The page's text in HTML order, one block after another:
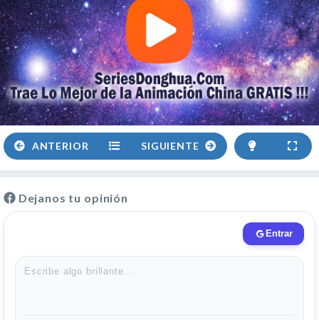
ANTERIOR SIGUIENTE
Dejanos tu opinión